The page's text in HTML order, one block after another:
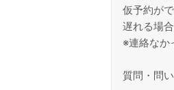
仮予約が
遅れる場
※連絡なか
質問・問